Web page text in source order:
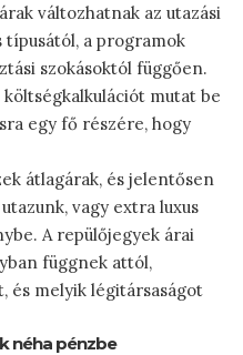
változhatnak az utazási
típusától, a programok
szokásoktól függően.
mutat be
egy fő részére, hogy
átlagárak, és jelentősen
vagy extra luxus
A repülőjegyek árai
függnek attól,
és melyik légitársaságot
néha pénzbe